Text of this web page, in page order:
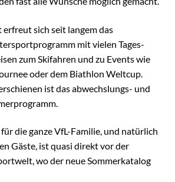
sich seit langem das
mit vielen Tages-
zum Skifahren und zu Events wie
oder dem Biathlon Weltcup.
ist das abwechslungs- und
die ganze VfL-Familie, und natürlich
Gäste, ist quasi direkt vor der
wo der neue Sommerkatalog